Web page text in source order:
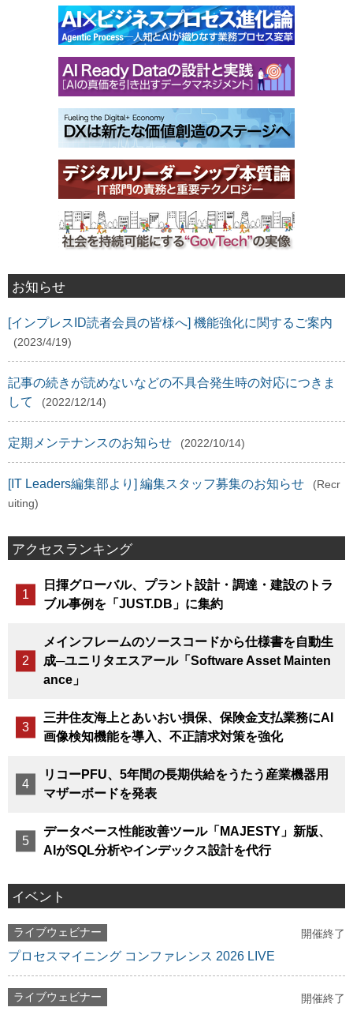
お知らせ
[インプレスID読者会員の皆様へ] 機能強化に関するご案内
(2023/4/19)
記事の続きが読めないなどの不具合発生時の対応につきま
して
(2022/12/14)
定期メンテナンスのお知らせ (2022/10/14)
[IT Leaders編集部より] 編集スタッフ募集のお知らせ
(Recr
uiting)
アクセスランキング
日揮グローバル、プラント設計・調達・建設のトラ
ブル事例を「JUST.DB」に集約
メインフレームのソースコードから仕様書を自動生
成─ユニリタエスアール「Software Asset Mainten
ance」
三井住友海上とあいおい損保、保険金支払業務にAI
画像検知機能を導入、不正請求対策を強化
リコーPFU、5年間の長期供給をうたう産業機器用
マザーボードを発表
データベース性能改善ツール「MAJESTY」新版、
AIがSQL分析やインデックス設計を代行
イベント
ライブウェビナー 開催終了
プロセスマイニング コンファレンス 2026 LIVE
ライブウェビナー 開催終了